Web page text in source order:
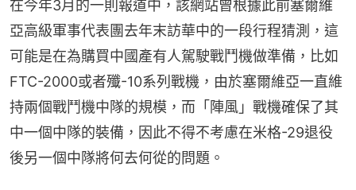
在今年3月的一則報道中，該網站曾根據此前塞爾維
亞高級軍事代表團去年末訪華中的一段行程猜測，這
可能是在為購買中國產有人駕駛戰鬥機做準備，比如
FTC-2000或者殲-10系列戰機，由於塞爾維亞一直維
持兩個戰鬥機中隊的規模，而「陣風」戰機確保了其
中一個中隊的裝備，因此不得不考慮在米格-29退役
後另一個中隊將何去何從的問題。